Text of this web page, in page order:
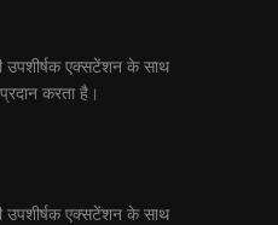
उपशीर्षक एक्सटेंशन के साथ
करता है।
उपशीर्षक एक्सटेंशन के साथ